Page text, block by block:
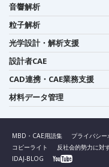
音響解析
粒子解析
光学設計・解析支援
設計者CAE
CAD連携・CAE業務支援
材料データ管理
MBD・CAE用語集 プライバシー
コピーライト
反社会的勢力に対
IDAJ-BLOG